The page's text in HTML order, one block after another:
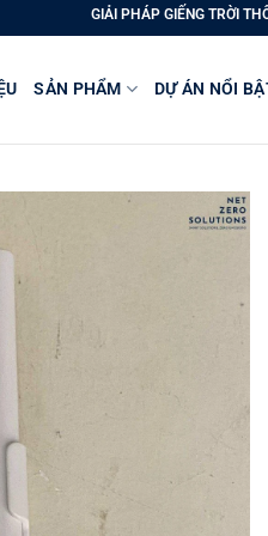
TRỜI THÔNG MINH THÔNG GIÓ &
SẢN PHẨM DỰ ÁN NỔI